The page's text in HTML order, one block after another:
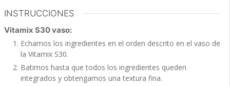
INSTRUCCIONES
Vitamix S30 vaso:
Echamos los ingredientes en el orden descrito en el vaso de
la Vitamix S30.
Batimos hasta que todos los ingredientes queden
integrados y obtengamos una textura fina.